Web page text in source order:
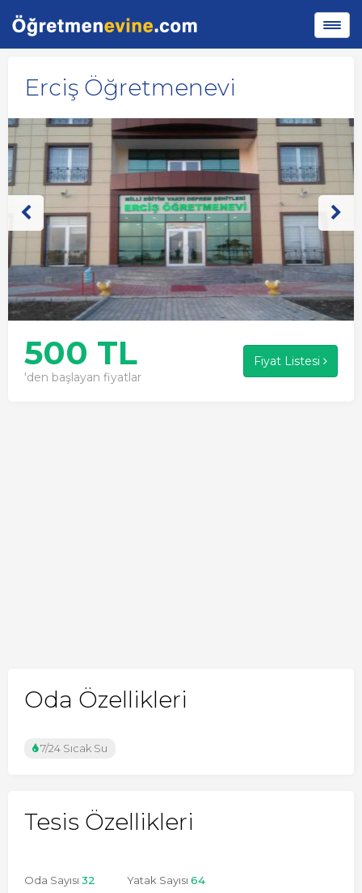
Erciş Öğretmenevi
500 TL
'den başlayan fiyatlar
Fiyat Listesi
Oda Özellikleri
7/24 Sıcak Su
Tesis Özellikleri
Oda Sayısı 32 Yatak Sayısı 64